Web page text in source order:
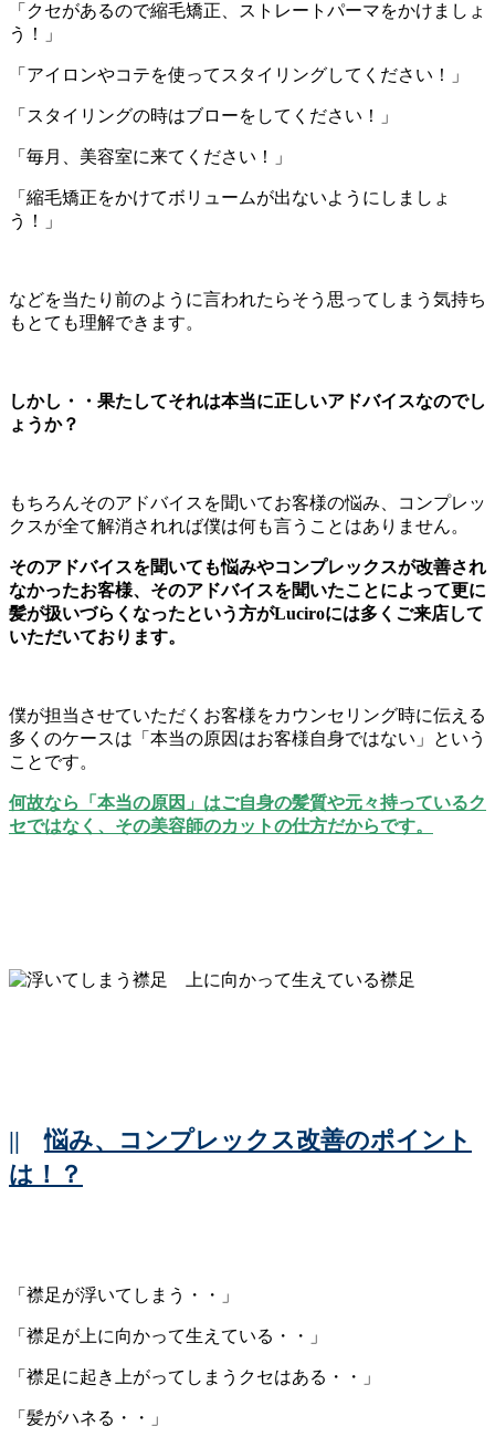
「クセがあるので縮毛矯正、ストレートパーマをかけましょ
う！」
「アイロンやコテを使ってスタイリングしてください！」
「スタイリングの時はブローをしてください！」
「毎月、美容室に来てください！」
「縮毛矯正をかけてボリュームが出ないようにしましょ
う！」
などを当たり前のように言われたらそう思ってしまう気持ち
もとても理解できます。
しかし・・果たしてそれは本当に正しいアドバイスなのでし
ょうか？
もちろんそのアドバイスを聞いてお客様の悩み、コンプレッ
クスが全て解消されれば僕は何も言うことはありません。
そのアドバイスを聞いても悩みやコンプレックスが改善され
なかったお客様、そのアドバイスを聞いたことによって更に
髪が扱いづらくなったという方がLuciroには多くご来店して
いただいております。
僕が担当させていただくお客様をカウンセリング時に伝える
多くのケースは「本当の原因はお客様自身ではない」という
ことです。
何故なら「本当の原因」はご自身の髪質や元々持っているク
セではなく、その美容師のカットの仕方だからです。
||悩み、コンプレックス改善のポイント
は！？
「襟足が浮いてしまう・・」
「襟足が上に向かって生えている・・」
「襟足に起き上がってしまうクセはある・・」
「髪がハネる・・」